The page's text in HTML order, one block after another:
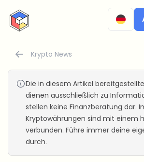
CryptoTicker
Krypto News
Die in diesem Artikel
dienen ausschließlich zu
stellen keine Finanzberatung dar.
Kryptowährungen sind mit einem
verbunden. Führe immer deine
durch.